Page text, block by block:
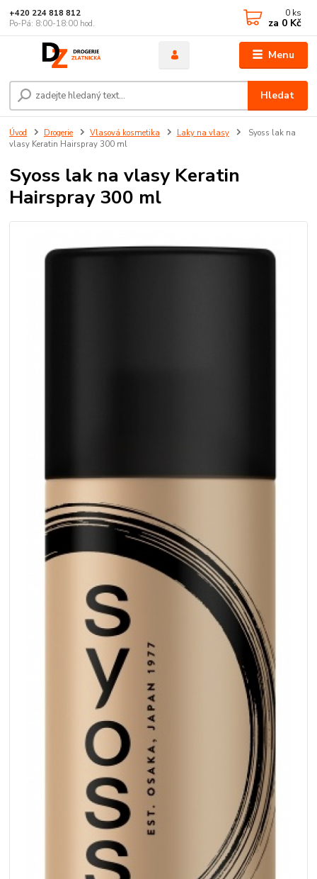
Menu
Hledat
+420 224 818 812
Po-Pá: 8:00-18:00 hod.
0 ks
za 0 Kč
Úvod Drogerie Vlasová kosmetika Laky na vlasy
Syoss lak na
vlasy Keratin Hairspray 300 ml
Syoss lak na vlasy Keratin
Hairspray 300 ml